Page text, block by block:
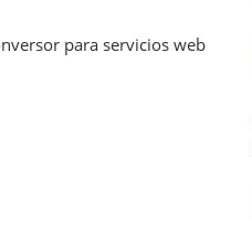
para servicios web